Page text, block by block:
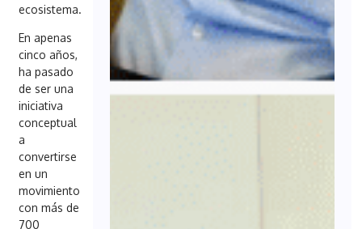
ecosistema.
En apenas
cinco años,
ha pasado
de ser una
iniciativa
conceptual
a
convertirse
en un
movimiento
con más de
700